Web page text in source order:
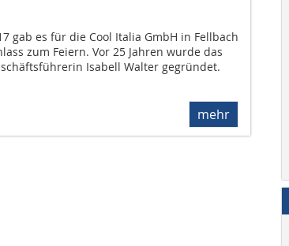
gab es für die Cool Italia GmbH in Fellbach
zum Feiern. Vor 25 Jahren wurde das
Isabell Walter gegründet.
mehr